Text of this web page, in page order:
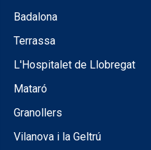
Badalona
Terrassa
L'Hospitalet de Llobregat
Mataró
Granollers
Vilanova i la Geltrú